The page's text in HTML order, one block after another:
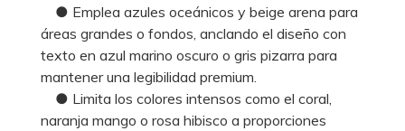
● Emplea azules oceánicos y beige arena para
áreas grandes o fondos, anclando el diseño con
texto en azul marino oscuro o gris pizarra para
mantener una legibilidad premium.
● Limita los colores intensos como el coral,
naranja mango o rosa hibisco a proporciones